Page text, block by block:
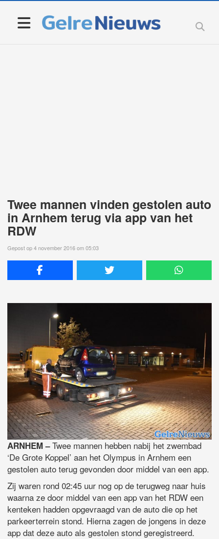
Twee mannen vinden gestolen auto
in Arnhem terug via app van het
RDW
Gepost op 4 november 2016 om 05:03
ARNHEM –Twee mannen hebben nabij het zwembad
‘De Grote Koppel’ aan het Olympus in Arnhem een
gestolen auto terug gevonden door middel van een app.
Zij waren rond 02:45 uur nog op de terugweg naar huis
waarna ze door middel van een app van het RDW een
kenteken hadden opgevraagd van de auto die op het
parkeerterrein stond. Hierna zagen de jongens in deze
app dat deze auto als gestolen stond geregistreerd.